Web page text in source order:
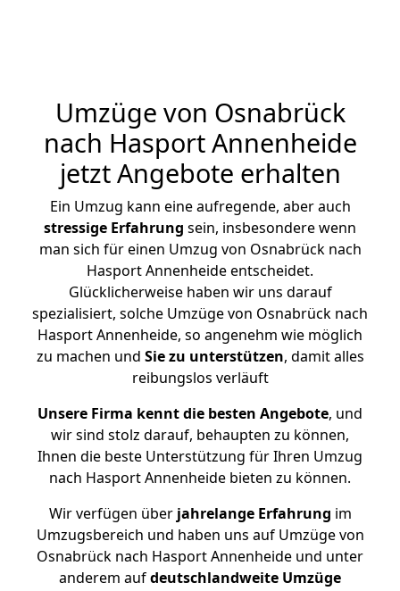
Umzüge von Osnabrück
nach Hasport Annenheide
jetzt Angebote erhalten
Ein Umzug kann eine aufregende, aber auch
stressige Erfahrung sein, insbesondere wenn
man sich für einen Umzug von Osnabrück nach
Hasport Annenheide entscheidet.
Glücklicherweise haben wir uns darauf
spezialisiert, solche Umzüge von Osnabrück nach
Hasport Annenheide, so angenehm wie möglich
zu machen und Sie zu unterstützen, damit alles
reibungslos verläuft
Unsere Firma kennt die besten Angebote, und
wir sind stolz darauf, behaupten zu können,
Ihnen die beste Unterstützung für Ihren Umzug
nach Hasport Annenheide bieten zu können.
Wir verfügen überjahrelange Erfahrung im
Umzugsbereich und haben uns auf Umzüge von
Osnabrück nach Hasport Annenheide und unter
anderem aufdeutschlandweite Umzüge